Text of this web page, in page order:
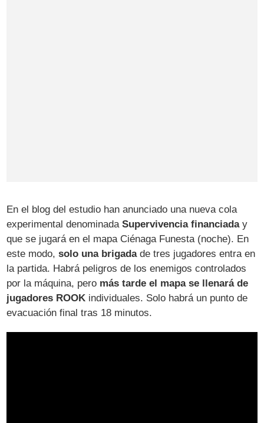
En el blog del estudio han anunciado una nueva cola
experimental denominadaSupervivencia financiaday
que se jugará en el mapa Ciénaga Funesta (noche). En
este modo,solo una brigadade tres jugadores entra en
la partida. Habrá peligros de los enemigos controlados
por la máquina, pero más tarde el mapa se llenará de
jugadores ROOK individuales. Solo habrá un punto de
evacuación final tras 18 minutos.